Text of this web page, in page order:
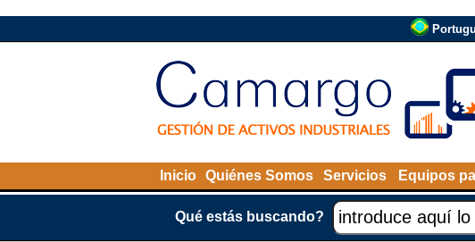
Inicio Quiénes Somos Servicios Equipos
Qué estás buscando?